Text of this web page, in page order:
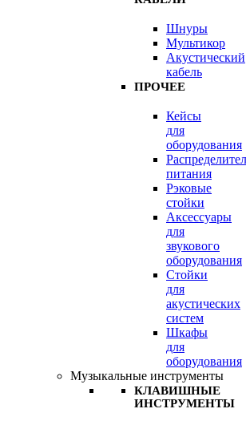
Шнуры
Мультикор
Акустический
кабель
ПРОЧЕЕ
Кейсы
для
оборудования
питания
Рэковые
стойки
Аксессуары
для
звукового
оборудования
Стойки
для
акустических
систем
Шкафы
для
оборудования
Музыкальные инструменты
КЛАВИШНЫЕ
ИНСТРУМЕНТЫ